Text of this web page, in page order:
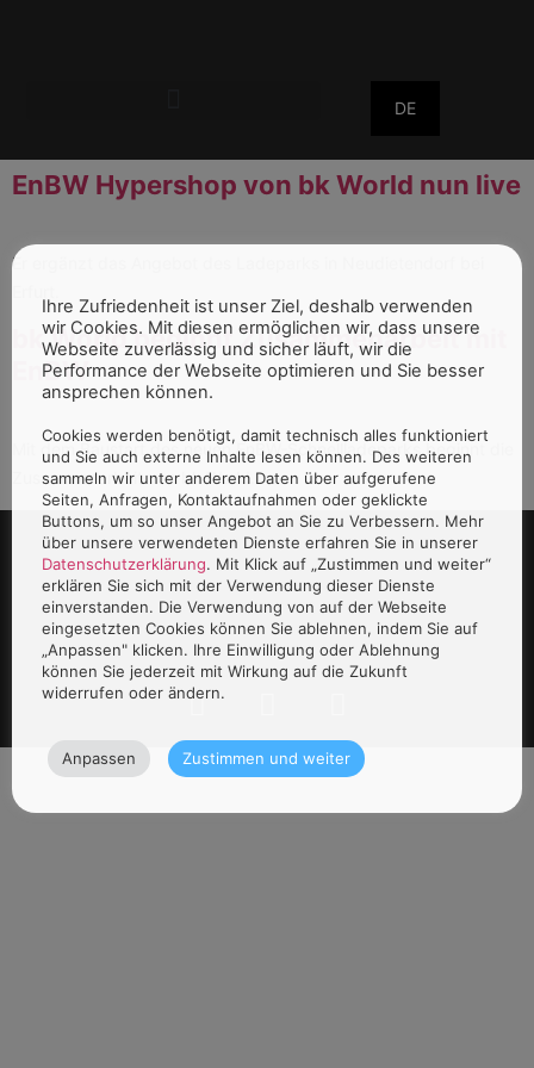
DE
EnBW Hypershop von bk World nun live
Er ergänzt das Angebot des Ladeparks in Neudietendorf bei
bk World beginnt Zusammenarbeit mit
EnBW
Mit dem Baustart des neuen EnBW-Schnellladeparks beginnt die
Zusammenarbeit von bk World.
Ihre Zufriedenheit ist unser Ziel, deshalb verwenden
wir Cookies. Mit diesen ermöglichen wir, dass unsere
Webseite zuverlässig und sicher läuft, wir die
Performance der Webseite optimieren und Sie besser
ansprechen können.
Cookies werden benötigt, damit technisch alles funktioniert
und Sie auch externe Inhalte lesen können. Des weiteren
sammeln wir unter anderem Daten über aufgerufene
Seiten, Anfragen, Kontaktaufnahmen oder geklickte
Buttons, um so unser Angebot an Sie zu Verbessern. Mehr
über unsere verwendeten Dienste erfahren Sie in unserer
Datenschutzerklärung. Mit Klick auf „Zustimmen und weiter“
erklären Sie sich mit der Verwendung dieser Dienste
einverstanden. Die Verwendung von auf der Webseite
eingesetzten Cookies können Sie ablehnen, indem Sie auf
„Anpassen" klicken. Ihre Einwilligung oder Ablehnung
können Sie jederzeit mit Wirkung auf die Zukunft
widerrufen oder ändern.
Anpassen Zustimmen und weiter